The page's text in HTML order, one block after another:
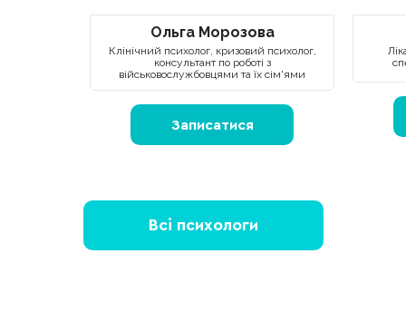
Ольга Морозова
Клінічний психолог, кризовий психолог,
консультант по роботі з
військовослужбовцями та їх сім'ями
Записатися
Всі психологи